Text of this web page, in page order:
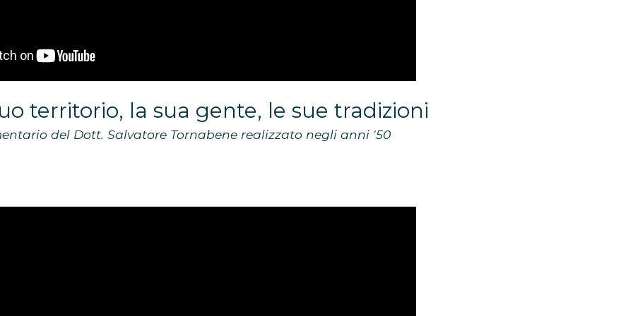
territorio, la sua gente, le sue tradizioni
del Dott. Salvatore Tornabene realizzato negli anni '50